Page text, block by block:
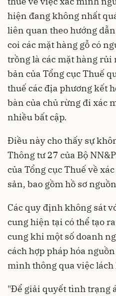
hiện đang không nhất
liên quan theo hướng
coi các mặt hàng gỗ có
trồng là các mặt hàng rủi
bản của Tổng cục Thuế
thuế các địa phương kết
bàn của chủ rừng đi xác
nhiều bất cập.
Điều này cho thấy sự
Thông tư 27 của Bộ
của Tổng cục Thuế về
sản, bao gồm hồ sơ
Các quy định không sát
cung hiện tại có thể tạo
cung khi một số doanh
cách hợp pháp hóa
mình thông qua việc lách
"Để giải quyết tình trạng